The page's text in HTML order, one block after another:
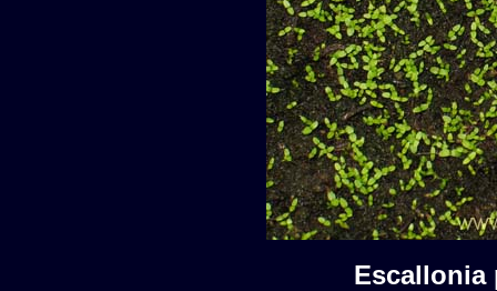
Escallonia